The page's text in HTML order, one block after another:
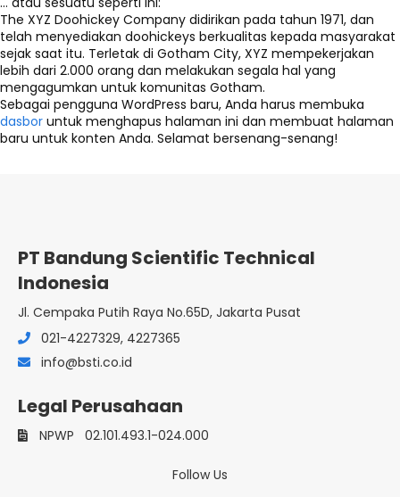
The XYZ Doohickey Company didirikan pada tahun 1971, dan
telah menyediakan doohickeys berkualitas kepada masyarakat
sejak saat itu. Terletak di Gotham City, XYZ mempekerjakan
lebih dari 2.000 orang dan melakukan segala hal yang
mengagumkan untuk komunitas Gotham.
Sebagai pengguna WordPress baru, Anda harus membuka
dasbor untuk menghapus halaman ini dan membuat halaman
baru untuk konten Anda. Selamat bersenang-senang!
PT Bandung Scientific Technical
Indonesia
Jl. Cempaka Putih Raya No.65D, Jakarta Pusat
021-4227329, 4227365
info@bsti.co.id
Legal Perusahaan
NPWP 02.101.493.1-024.000
Follow Us